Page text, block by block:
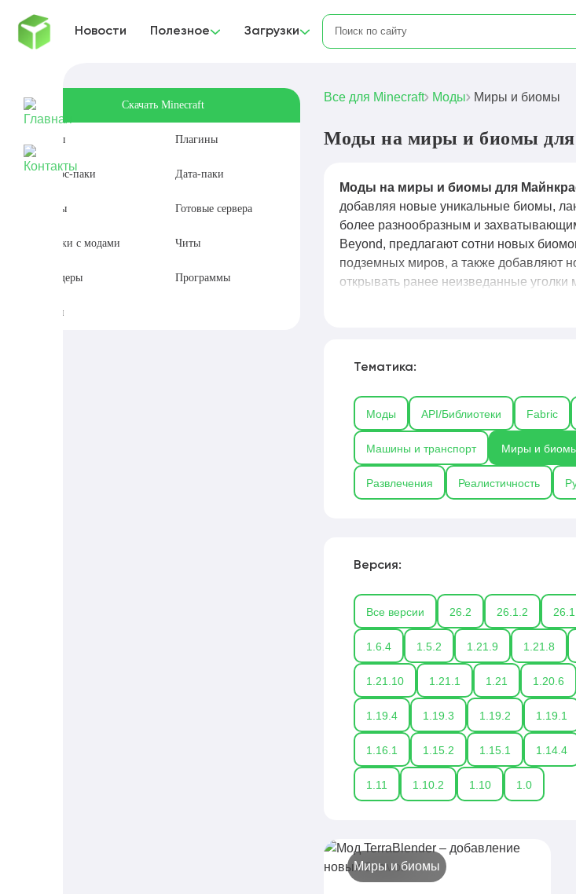
Новости Полезное Загрузки
Скачать Minecraft
Моды Плагины
Ресурс-паки Дата-паки
Карты Готовые сервера
Сборки с модами Читы
Шейдеры Программы
Сиды
Все для Minecraft Моды Миры и биомы
Моды на миры и биомы
Моды на миры и биомы для
добавляя новые уникальные биомы,
более разнообразным и
Beyond, предлагают сотни новых
подземных миров, а также добавляют
открывать ранее неизведанные
Тематика:
Моды API/Библиотеки Fabric
Машины и транспорт Миры и
Развлечения Реалистичность
Версия:
Все версии 26.2 26.1.2
1.6.4 1.5.2 1.21.9 1.21.8
1.21.10 1.21.1 1.21 1.20.6
1.19.4 1.19.3 1.19.2 1.19.1
1.16.1 1.15.2 1.15.1 1.14.4
1.11 1.10.2 1.10 1.0
Миры и биомы